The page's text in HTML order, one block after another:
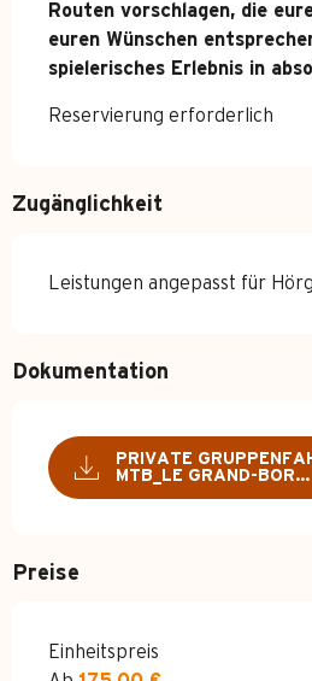
Routen vorschlagen, die
euren Wünschen
spielerisches Erlebnis in
Reservierung erforderlich
Zugänglichkeit
Leistungen angepasst für
Dokumentation
PRIVATE
MTB_LE GRAND-BOR...
Preise
Preise 2026
Einheitspreis